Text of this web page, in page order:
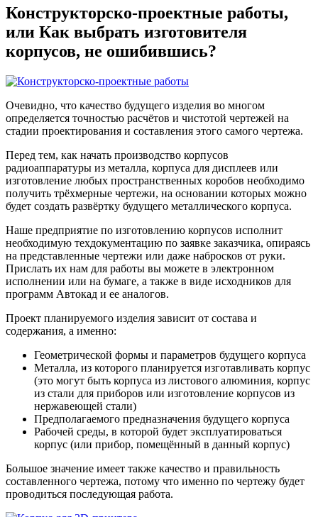
Конструкторско-проектные работы,
или Как выбрать изготовителя
корпусов, не ошибившись?
Очевидно, что качество будущего изделия во многом
определяется точностью расчётов и чистотой чертежей на
стадии проектирования и составления этого самого чертежа.
Перед тем, как начать производство корпусов
радиоаппаратуры из металла, корпуса для дисплеев или
изготовление любых пространственных коробов необходимо
получить трёхмерные чертежи, на основании которых можно
будет создать развёртку будущего металлического корпуса.
Наше предприятие по изготовлению корпусов исполнит
необходимую техдокументацию по заявке заказчика, опираясь
на представленные чертежи или даже набросков от руки.
Прислать их нам для работы вы можете в электронном
исполнении или на бумаге, а также в виде исходников для
программ Автокад и ее аналогов.
Проект планируемого изделия зависит от состава и
содержания, а именно:
Геометрической формы и параметров будущего корпуса
Металла, из которого планируется изготавливать корпус
(это могут быть корпуса из листового алюминия, корпус
из стали для приборов или изготовление корпусов из
нержавеющей стали)
Предполагаемого предназначения будущего корпуса
Рабочей среды, в которой будет эксплуатироваться
корпус (или прибор, помещённый в данный корпус)
Большое значение имеет также качество и правильность
составленного чертежа, потому что именно по чертежу будет
проводиться последующая работа.